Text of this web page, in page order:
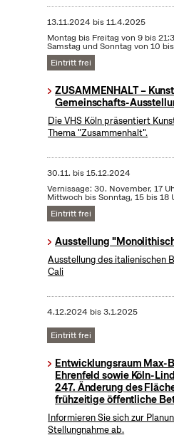
13.11.2024 bis11.4.2025
Montag bis Freitag von 9 bis
Samstag und Sonntag von 10
Eintritt frei
ZUSAMMENHALT –
Gemeinschafts-
Die VHS Köln präsentiert
Thema "Zusammenhalt".
30.11. bis15.12.2024
Vernissage: 30. November, 17
Mittwoch bis Sonntag, 15 bis 18
Eintritt frei
Ausstellung
Ausstellung des italienischen
Cali
4.12.2024 bis3.1.2025
Eintritt frei
Entwicklungsraum Max-
Ehrenfeld sowie Köln-
247. Änderung des
frühzeitige öffentliche
Informieren Sie sich zur
Stellungnahme ab.